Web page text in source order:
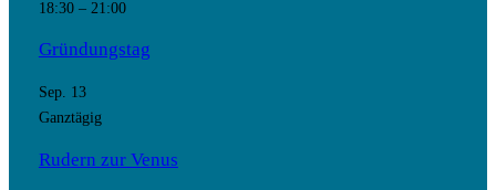
18:30– 21:00
Gründungstag
Sep. 13
Ganztägig
Rudern zur Venus